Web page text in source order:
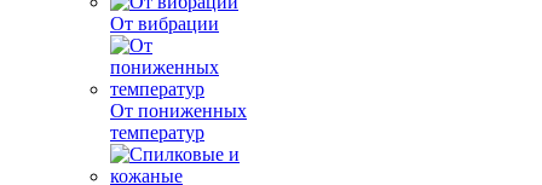
От вибрации
От пониженных
температур